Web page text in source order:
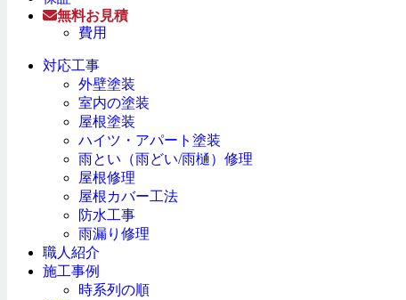
無料お見積
費用
対応工事
外壁塗装
室内の塗装
屋根塗装
ハイツ・アパート塗装
雨とい（雨どい/雨樋）修理
屋根修理
屋根カバー工法
防水工事
雨漏り修理
職人紹介
施工事例
時系列の順